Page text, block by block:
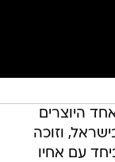
היוצרים
וזוכה
עם אחיו